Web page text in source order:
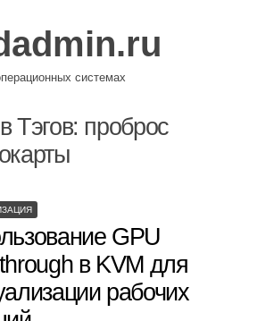
системах
Тэгов: проброс
GPU
в KVM для
рабочих